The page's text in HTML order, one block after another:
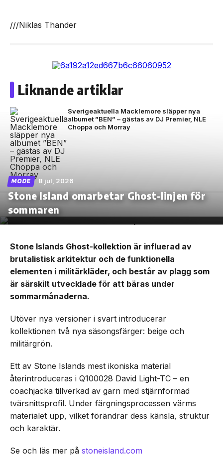
///Niklas Thander
Liknande artiklar
Sverigeaktuella Macklemore släpper nya
albumet ”BEN” – gästas av DJ Premier, NLE
Choppa och Morray
MODE 8 jul, 2026
Stone Island omarbetar Ghost-linjen för
sommaren
Stone Islands Ghost-kollektion är influerad av
brutalistisk arkitektur och de funktionella
elementen i militärkläder, och består av plagg som
är särskilt utvecklade för att bäras under
sommarmånaderna.
Utöver nya versioner i svart introducerar
kollektionen två nya säsongsfärger: beige och
militärgrön.
Ett av Stone Islands mest ikoniska material
återintroduceras i Q100028 David Light-TC – en
coachjacka tillverkad av garn med stjärnformad
tvärsnittsprofil. Under färgningsprocessen värms
materialet upp, vilket förändrar dess känsla, struktur
och karaktär.
Se och läs mer på stoneisland.com